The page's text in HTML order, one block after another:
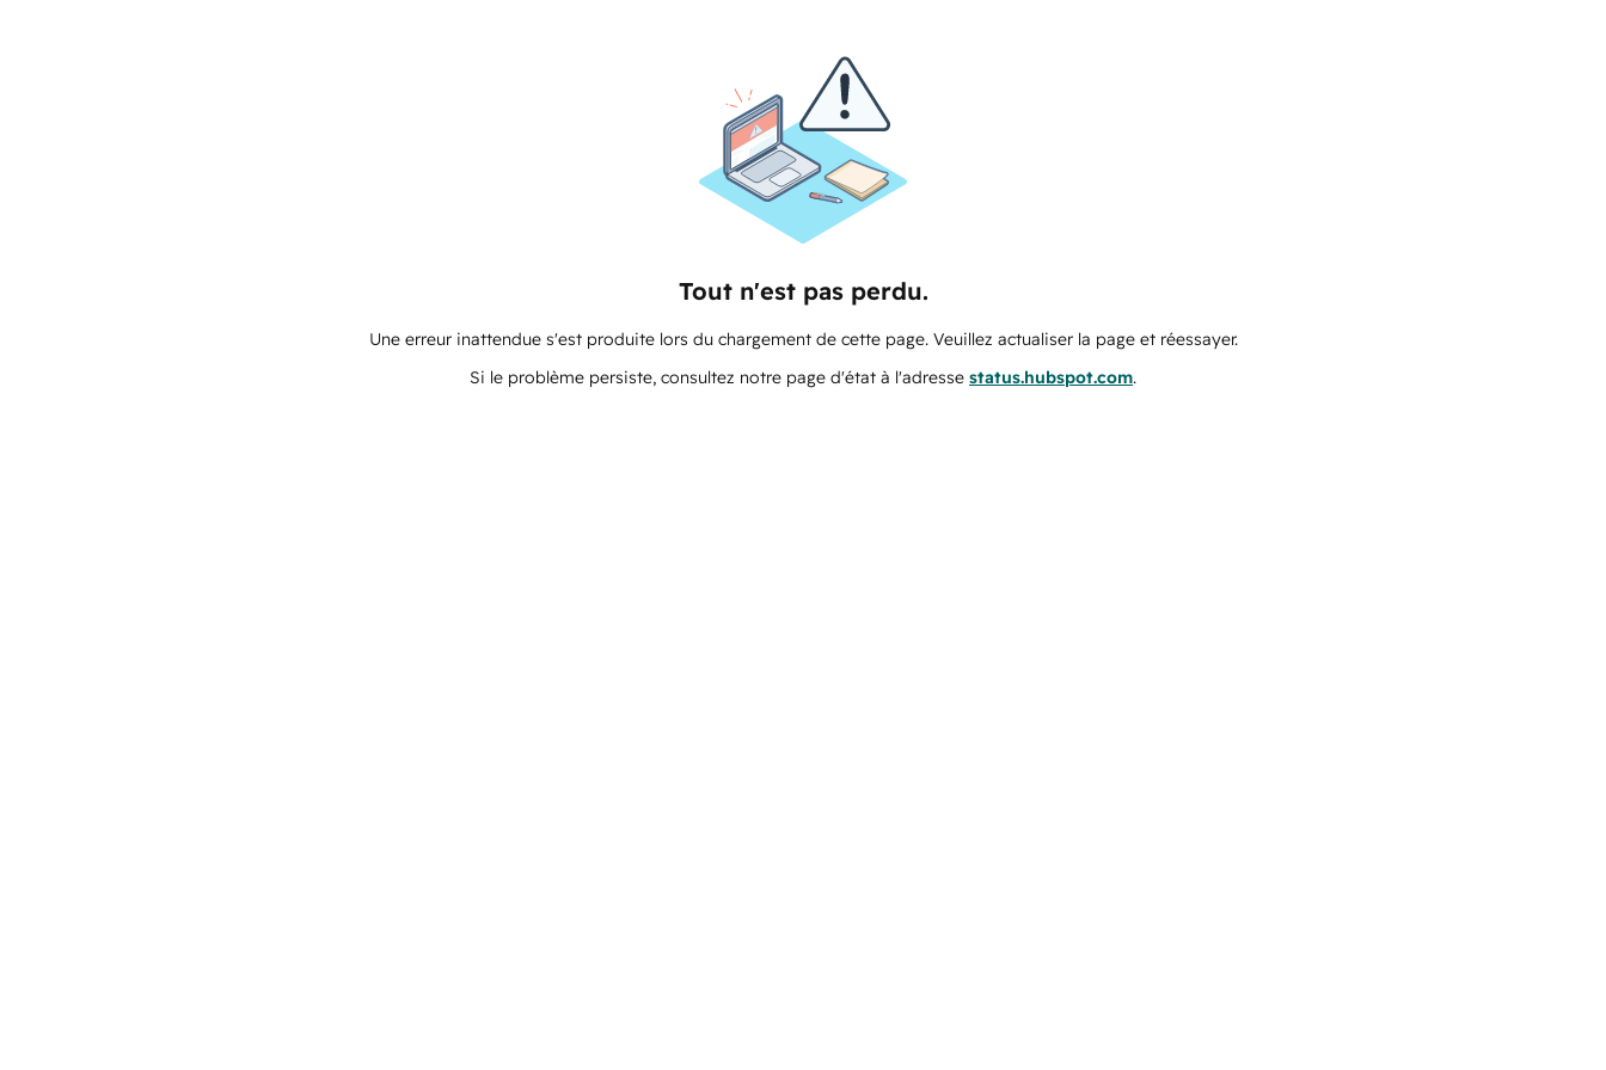
Tout n'est pas perdu.
Une erreur inattendue s'est produite lors du chargement de cette page. Veuillez actualiser la page et réessayer.
Si le problème persiste, consultez notre page d'état à l'adresse status.hubspot.com.